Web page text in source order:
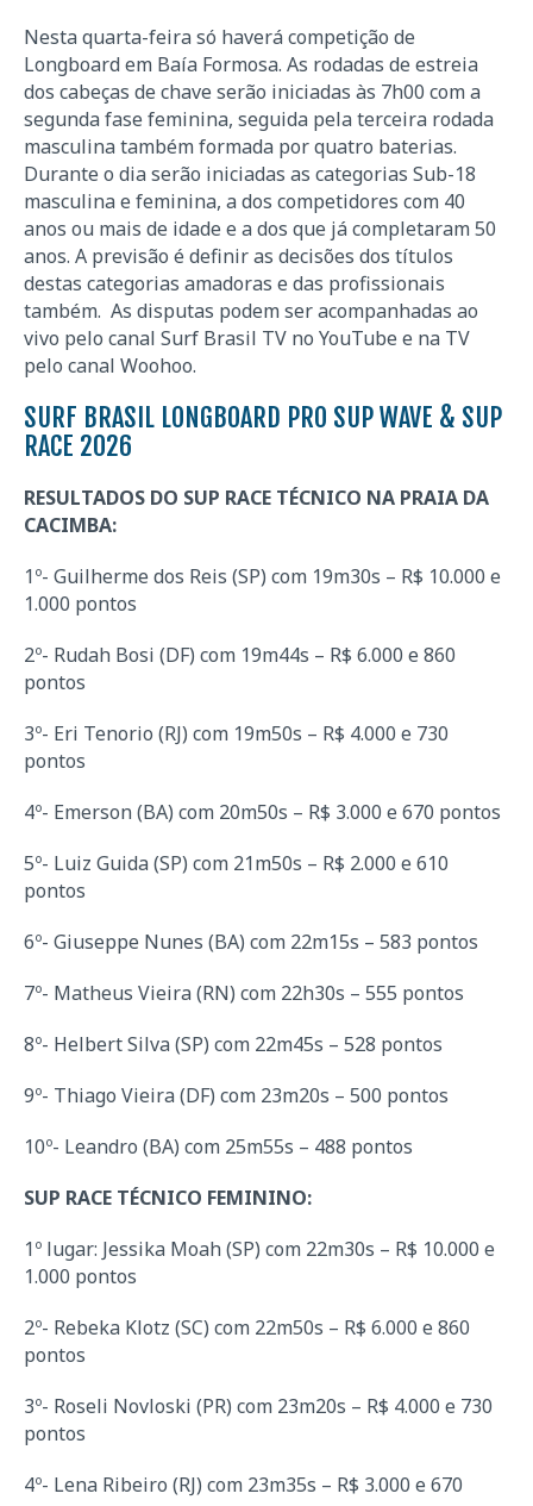
Nesta quarta-feira só haverá competição de
Longboard em Baía Formosa. As rodadas de estreia
dos cabeças de chave serão iniciadas às 7h00 com a
segunda fase feminina, seguida pela terceira rodada
masculina também formada por quatro baterias.
Durante o dia serão iniciadas as categorias Sub-18
masculina e feminina, a dos competidores com 40
anos ou mais de idade e a dos que já completaram 50
anos. A previsão é definir as decisões dos títulos
destas categorias amadoras e das profissionais
também. As disputas podem ser acompanhadas ao
vivo pelo canal Surf Brasil TV no YouTube e na TV
pelo canal Woohoo.
SURF BRASIL LONGBOARD PRO SUP WAVE & SUP
RACE 2026
RESULTADOS DO SUP RACE TÉCNICO NA PRAIA DA
CACIMBA:
1º- Guilherme dos Reis (SP) com 19m30s – R$ 10.000 e
1.000 pontos
2º- Rudah Bosi (DF) com 19m44s – R$ 6.000 e 860
pontos
3º- Eri Tenorio (RJ) com 19m50s – R$ 4.000 e 730
pontos
4º- Emerson (BA) com 20m50s – R$ 3.000 e 670 pontos
5º- Luiz Guida (SP) com 21m50s – R$ 2.000 e 610
pontos
6º- Giuseppe Nunes (BA) com 22m15s – 583 pontos
7º- Matheus Vieira (RN) com 22h30s – 555 pontos
8º- Helbert Silva (SP) com 22m45s – 528 pontos
9º- Thiago Vieira (DF) com 23m20s – 500 pontos
10º- Leandro (BA) com 25m55s – 488 pontos
SUP RACE TÉCNICO FEMININO:
1º lugar: Jessika Moah (SP) com 22m30s – R$ 10.000 e
1.000 pontos
2º- Rebeka Klotz (SC) com 22m50s – R$ 6.000 e 860
pontos
3º- Roseli Novloski (PR) com 23m20s – R$ 4.000 e 730
pontos
4º- Lena Ribeiro (RJ) com 23m35s – R$ 3.000 e 670